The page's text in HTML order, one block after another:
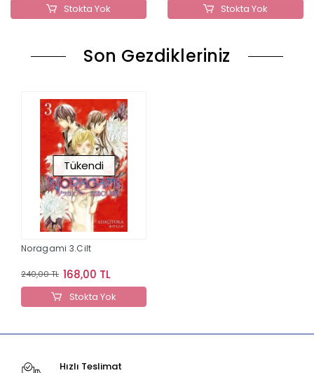
Stokta Yok Stokta Yok
Son Gezdikleriniz
Tükendi
Noragami 3.Cilt
240,00 TL 168,00 TL
Stokta Yok
Hızlı Teslimat